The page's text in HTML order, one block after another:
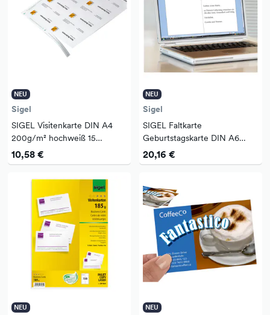
NEU
Sigel
SIGEL Visitenkarte DIN A4
200g/m² hochweiß 15
Bl./Pack. 150 St./Pack.
10,58 €
NEU
Sigel
SIGEL Faltkarte
Geburtstagskarte DIN A6
220g/m² farbig Geburtstag
Trio 10 St./Pack.
20,16 €
NEU NEU